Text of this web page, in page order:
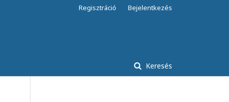
Keresés
Regisztráció Bejelentkezés